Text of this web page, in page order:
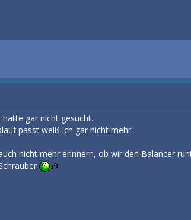
gar nicht gesucht.
passt weiß ich gar nicht mehr.
nicht mehr erinnern, ob wir den Balancer